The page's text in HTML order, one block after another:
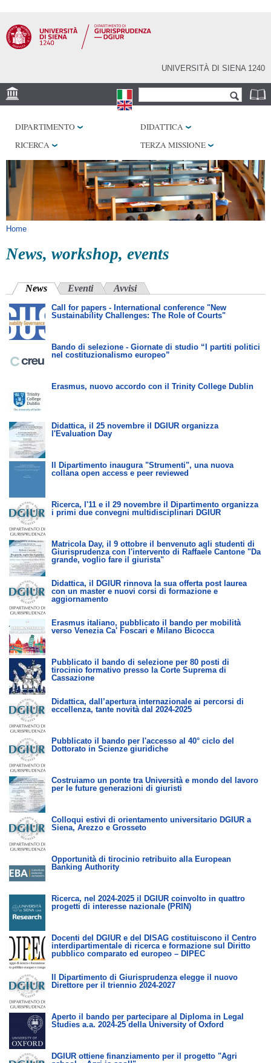
contenuto
principale
UNIVERSITÀ DI SIENA 1240
Form di ricerca
BIBLIOTECHE
SERVIZI
DIPARTIMENTO
DIDATTICA
RICERCA
TERZA MISSIONE
Tu sei qui
Home
News, workshop, events
News (scheda attiva)
Eventi Avvisi
Call for papers - International conference "New
Sustainability Challenges: The Role of Courts"
Bando di selezione - Giornate di studio “I partiti politici
nel costituzionalismo europeo”
Erasmus, nuovo accordo con il Trinity College Dublin
Didattica, il 25 novembre il DGIUR organizza
l'Evaluation Day
Il Dipartimento inaugura "Strumenti", una nuova
collana open access e peer reviewed
Ricerca, l'11 e il 29 novembre il Dipartimento organizza
i primi due convegni multidisciplinari DGIUR
Matricola Day, il 9 ottobre il benvenuto agli studenti di
Giurisprudenza con l'intervento di Raffaele Cantone "Da
grande, voglio fare il giurista"
Didattica, il DGIUR rinnova la sua offerta post laurea
con un master e nuovi corsi di formazione e
aggiornamento
Erasmus italiano, pubblicato il bando per mobilità
verso Venezia Ca' Foscari e Milano Bicocca
Pubblicato il bando di selezione per 80 posti di
tirocinio formativo presso la Corte Suprema di
Cassazione
Didattica, dall’apertura internazionale ai percorsi di
eccellenza, tante novità dal 2024-2025
Pubblicato il bando per l'accesso al 40° ciclo del
Dottorato in Scienze giuridiche
Costruiamo un ponte tra Università e mondo del lavoro
per le future generazioni di giuristi
Colloqui estivi di orientamento universitario DGIUR a
Siena, Arezzo e Grosseto
Opportunità di tirocinio retribuito alla European
Banking Authority
Ricerca, nel 2024-2025 il DGIUR coinvolto in quattro
progetti di interesse nazionale (PRIN)
Docenti del DGIUR e del DISAG costituiscono il Centro
interdipartimentale di ricerca e formazione sul Diritto
pubblico comparato ed europeo – DIPEC
Il Dipartimento di Giurisprudenza elegge il nuovo
Direttore per il triennio 2024-2027
Aperto il bando per partecipare al Diploma in Legal
Studies a.a. 2024-25 della University of Oxford
DGIUR ottiene finanziamento per il progetto "Agri